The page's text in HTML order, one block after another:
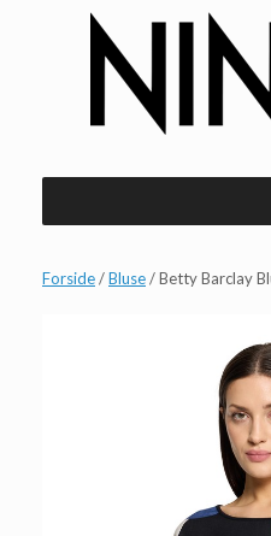
Forside/Bluse/ Betty Barclay